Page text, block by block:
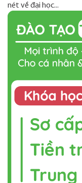
nét về đại học...